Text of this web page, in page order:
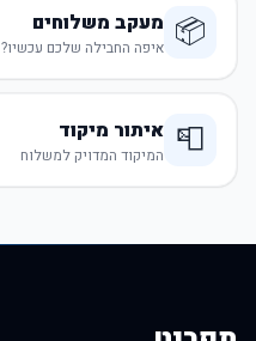
📦 מעקב משלוחים
איפה החבילה שלכם עכשיו?
📮 איתור מיקוד
המיקוד המדויק למשלוח